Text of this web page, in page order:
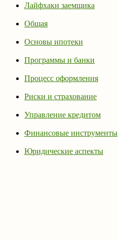
Лайфхаки заемщика
Общая
Основы ипотеки
Программы и банки
Процесс оформления
Риски и страхование
Управление кредитом
Финансовые инструменты
Юридические аспекты